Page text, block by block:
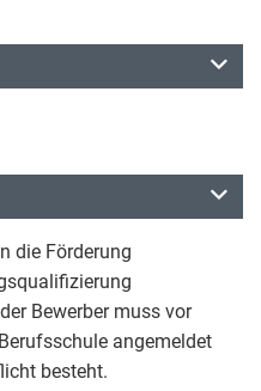
die Förderung
Bewerber muss vor
angemeldet
besteht.